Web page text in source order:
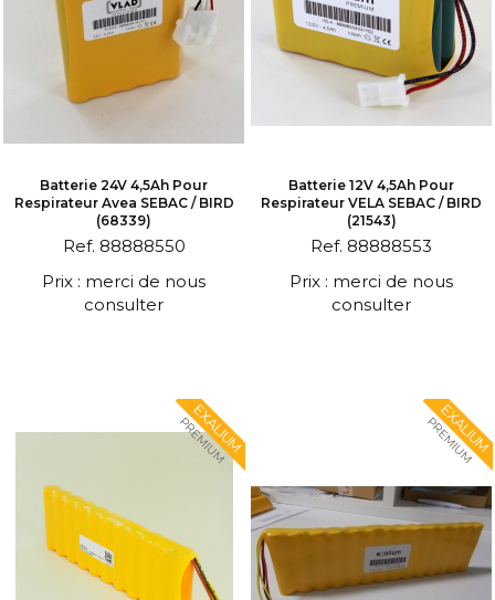
Batterie 24V 4,5Ah Pour
Respirateur Avea SEBAC / BIRD
(68339)
Ref. 88888550
Prix : merci de nous
consulter
Batterie 12V 4,5Ah Pour
Respirateur VELA SEBAC / BIRD
(21543)
Ref. 88888553
Prix : merci de nous
consulter
EXALIUM
PREMIUM EXALIUM
PREMIUM